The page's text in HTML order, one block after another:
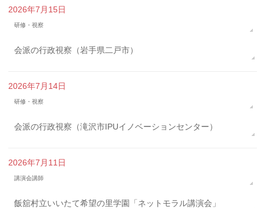
2026年7月15日
研修・視察
会派の行政視察（岩手県二戸市）
2026年7月14日
研修・視察
会派の行政視察（滝沢市IPUイノベーションセンター）
2026年7月11日
講演会講師
飯舘村立いいたて希望の里学園「ネットモラル講演会」